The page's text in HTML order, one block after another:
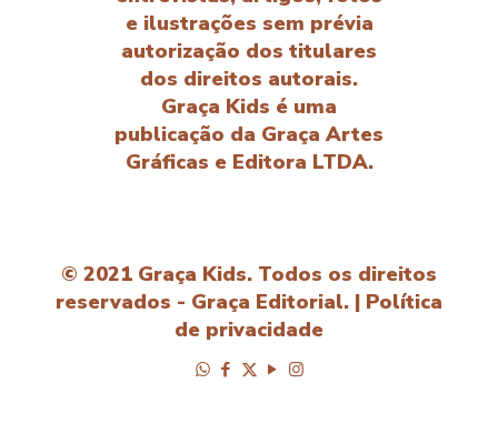
e ilustrações sem prévia
autorização dos titulares
dos direitos autorais.
Graça Kids é uma
publicação da Graça Artes
Gráficas e Editora LTDA.
© 2021 Graça Kids. Todos os direitos
reservados - Graça Editorial. | Política
de privacidade